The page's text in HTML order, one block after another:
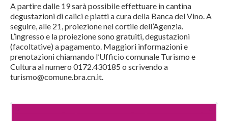
A partire dalle 19 sarà possibile effettuare in cantina
degustazioni di calici e piatti a cura della Banca del Vino. A
seguire, alle 21, proiezione nel cortile dell’Agenzia.
L’ingresso e la proiezione sono gratuiti, degustazioni
(facoltative) a pagamento. Maggiori informazioni e
prenotazioni chiamando l’Ufficio comunale Turismo e
Cultura al numero 0172.430185 o scrivendo a
turismo@comune.bra.cn.it.